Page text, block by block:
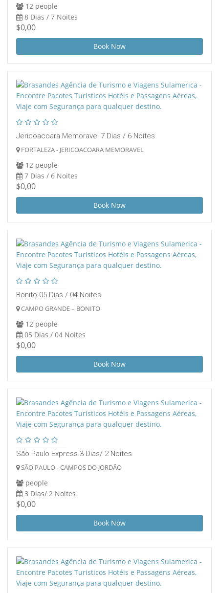
12 people
8 Dias / 7 Noites
$0,00
Book Now
Jericoacoara Memoravel 7 Dias / 6 Noites
FORTALEZA - JERICOACOARA MEMORAVEL
12 people
7 Dias / 6 Noites
$0,00
Book Now
Bonito 05 Dias / 04 Noites
CAMPO GRANDE – BONITO
12 people
05 Dias / 04 Noites
$0,00
Book Now
São Paulo Express 3 Dias/ 2 Noites
SÃO PAULO - CAMPOS DO JORDÃO
people
3 Dias/ 2 Noites
$0,00
Book Now